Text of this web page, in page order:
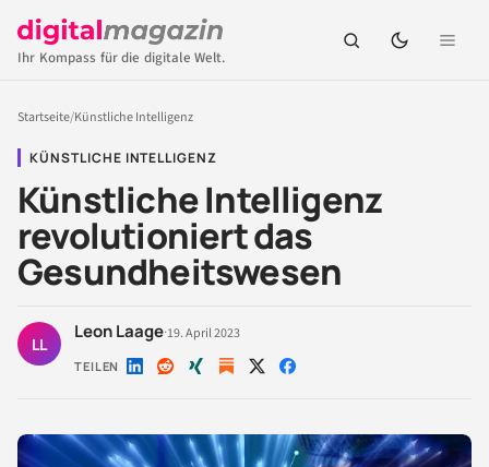
Ihr Kompass für die digitale Welt.
Startseite/Künstliche Intelligenz
KÜNSTLICHE INTELLIGENZ
Künstliche Intelligenz
revolutioniert das
Gesundheitswesen
LL
Leon Laage·19. April 2023
TEILEN Auf Auf Auf Auf Auf